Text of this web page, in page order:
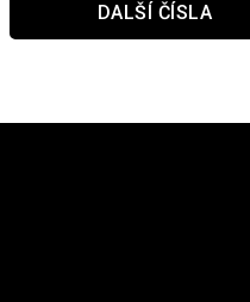
DALŠÍ ČÍSLA